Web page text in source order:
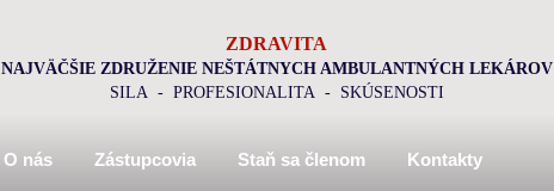
ZDRAVITA
NAJVÄČŠIE ZDRUŽENIE NEŠTÁTNYCH AMBULANTNÝCH LEKÁROV
SILA - PROFESIONALITA - SKÚSENOSTI
O nás Zástupcovia Staň sa členom Kontakty